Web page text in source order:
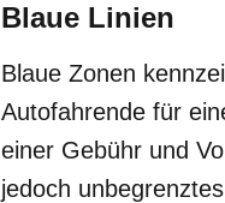
Blaue Linien
Blaue Zonen
Autofahrende für
einer Gebühr und
jedoch